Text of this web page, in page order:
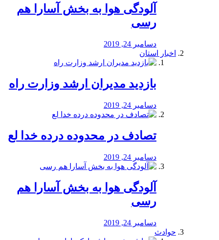
آلودگی هوا به بخش آسارا هم
رسی
دسامبر 24, 2019
اخبار استان
بازدید مدیران ارشد وزارت راه
دسامبر 24, 2019
تصادف در محدوده درده خدا لع
دسامبر 24, 2019
آلودگی هوا به بخش آسارا هم
رسی
دسامبر 24, 2019
حوادث